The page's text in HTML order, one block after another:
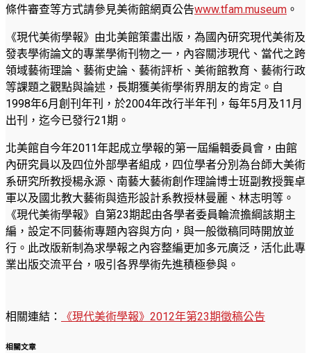
條件審查等方式請參見美術館網頁公告www.tfam.museum 。
《現代美術學報》由北美館策畫出版，為國內研究現代美術及
發表學術論文的專業學術刊物之一，內容關涉現代、當代之跨
領域藝術理論、藝術史論、藝術評析、美術館教育、藝術行政
等課題之觀點與論述，長期獲美術學術界朋友的肯定。自
1998年6月創刊年刊，於2004年改行半年刊，每年5月及11月
出刊，迄今已發行21期。
北美館自今年2011年起成立學報的第一屆編輯委員會，由館
內研究員以及四位外部學者組成，四位學者分別為台師大美術
系研究所教授楊永源、南藝大藝術創作理論博士班副教授龔卓
軍以及國北教大藝術與造形設計系教授林曼麗、林志明等。
《現代美術學報》自第23期起由各學者委員輪流擔綱該期主
編，設定不同藝術專題內容與方向，與一般徵稿同時開放並
行。此改版新制為求學報之內容整編更加多元廣泛，活化此專
業出版交流平台，吸引各界學術先進積極參與。
相關連結： 《現代美術學報》2012年第23期徵稿公告
相關文章